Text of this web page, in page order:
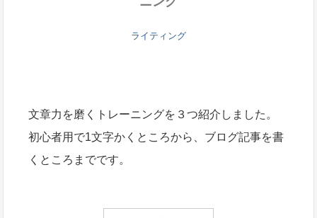
ライティング
文章力を磨くトレーニングを３つ紹介しました。
初心者用で1文字かくところから、ブログ記事を書
くところまでです。